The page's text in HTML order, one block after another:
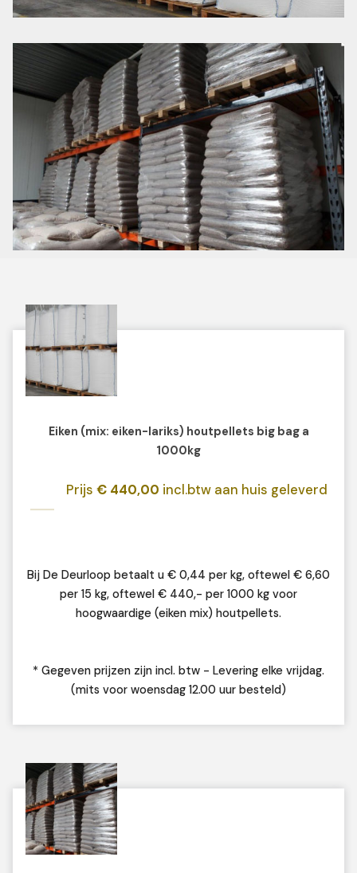
Eiken (mix: eiken-lariks) houtpellets big bag a
1000kg
Prijs € 440,00 incl.btw aan huis geleverd
Bij De Deurloop betaalt u € 0,44 per kg, oftewel € 6,60
per 15 kg, oftewel € 440,- per 1000 kg voor
hoogwaardige (eiken mix) houtpellets.
* Gegeven prijzen zijn incl. btw - Levering elke vrijdag.
(mits voor woensdag 12.00 uur besteld)